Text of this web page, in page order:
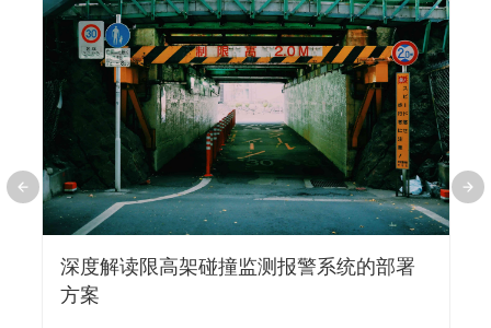
深度解读限高架碰撞监测报警系统的部署
方案